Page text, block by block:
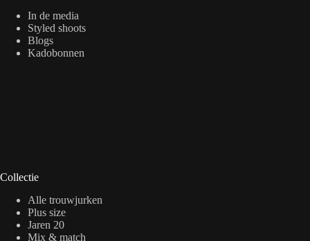
In de media
Styled shoots
Blogs
Kadobonnen
Collectie
Alle trouwjurken
Plus size
Jaren 20
Mix & match